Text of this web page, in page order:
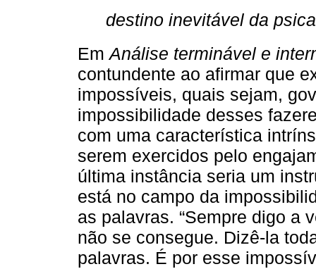
destino inevitável da
EmAnálise terminável e
contundente ao afirmar que
impossíveis, quais sejam,
impossibilidade desses
com uma característica
serem exercidos pelo
última instância seria um
está no campo da
as palavras. “Sempre digo a
não se consegue. Dizê-la
palavras. É por esse